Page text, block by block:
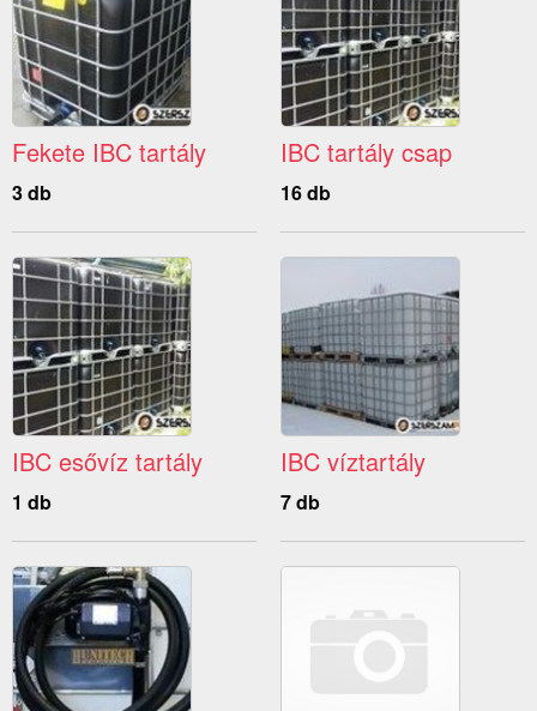
Fekete IBC tartály
3 db
IBC tartály csap
16 db
IBC esővíz tartály
1 db
IBC víztartály
7 db